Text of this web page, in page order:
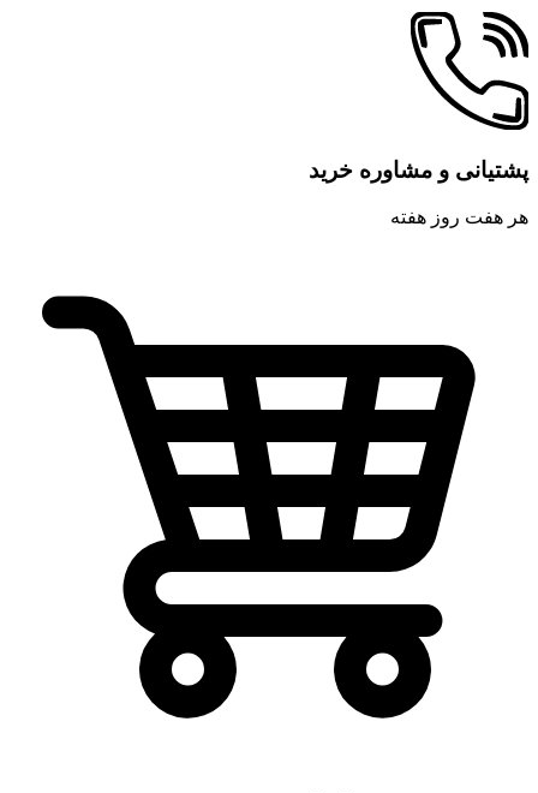
پشتیانی و مشاوره خرید
هر هفت روز هفته